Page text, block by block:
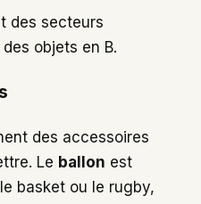
des secteurs
objets en B.
des accessoires
Le ballon est
basket ou le rugby,